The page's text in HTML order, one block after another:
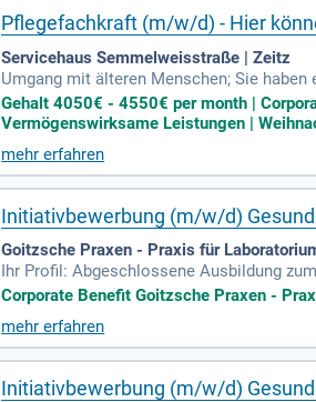
Pflegefachkraft (m/w/d) - Hier
Servicehaus Semmelweisstraße | Zeitz
Umgang mit älteren Menschen; Sie
sucher:innen; Sie lieben Ihren Beruf; Sie
Gehalt 4050€ - 4550€ per month |
Vermögenswirksame Leistungen |
mehr erfahren
Initiativbewerbung (m/w/d)
Goitzsche Praxen - Praxis für
Ihr Profil: Abgeschlossene Ausbildung
ng mit Patient:innen; Gute
Corporate Benefit Goitzsche Praxen -
mehr erfahren
Initiativbewerbung (m/w/d)